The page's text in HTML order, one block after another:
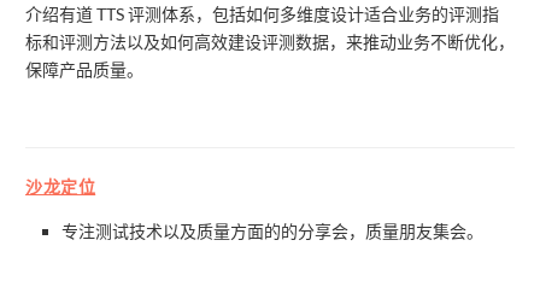
介绍有道 TTS 评测体系，包括如何多维度设计适合业务的评测指
标和评测方法以及如何高效建设评测数据，来推动业务不断优化，
保障产品质量。
沙龙定位
专注测试技术以及质量方面的的分享会，质量朋友集会。